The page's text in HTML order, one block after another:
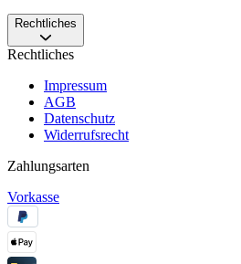
Rechtliches
Rechtliches
Impressum
AGB
Datenschutz
Widerrufsrecht
Zahlungsarten
Vorkasse